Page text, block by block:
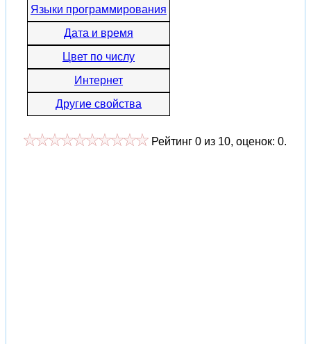
Языки программирования
Дата и время
Цвет по числу
Интернет
Другие свойства
Рейтинг 0 из 10, оценок: 0.